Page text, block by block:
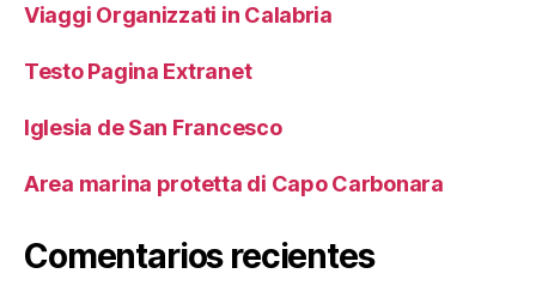
Viaggi Organizzati in Calabria
Testo Pagina Extranet
Iglesia de San Francesco
Area marina protetta di Capo Carbonara
Comentarios recientes